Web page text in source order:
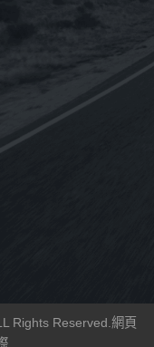
-國光牌》
用DPF
五期
Rights Reserved. 網頁